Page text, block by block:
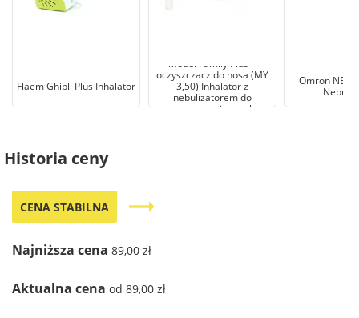
Flaem Ghibli Plus Inhalator
Medel Family Plus +
oczyszczacz do nosa (MY
3,50) Inhalator z
nebulizatorem do
oczyszczania zatok.
Omron NE-
Historia ceny
CENA STABILNA trending_flat
Najniższa cena 89,00 zł
Aktualna cena od 89,00 zł